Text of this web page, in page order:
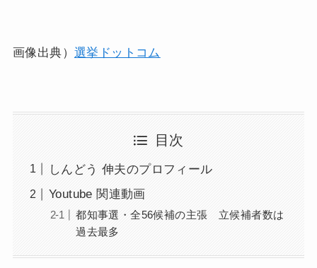
画像出典） 選挙ドットコム
目次
しんどう 伸夫のプロフィール
Youtube 関連動画
都知事選・全56候補の主張 立候補者数は
過去最多